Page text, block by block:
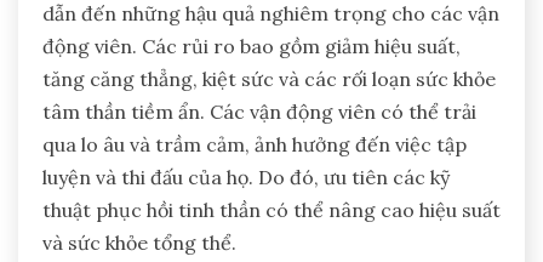
dẫn đến những hậu quả nghiêm trọng cho các vận
động viên. Các rủi ro bao gồm giảm hiệu suất,
tăng căng thẳng, kiệt sức và các rối loạn sức khỏe
tâm thần tiềm ẩn. Các vận động viên có thể trải
qua lo âu và trầm cảm, ảnh hưởng đến việc tập
luyện và thi đấu của họ. Do đó, ưu tiên các kỹ
thuật phục hồi tinh thần có thể nâng cao hiệu suất
và sức khỏe tổng thể.